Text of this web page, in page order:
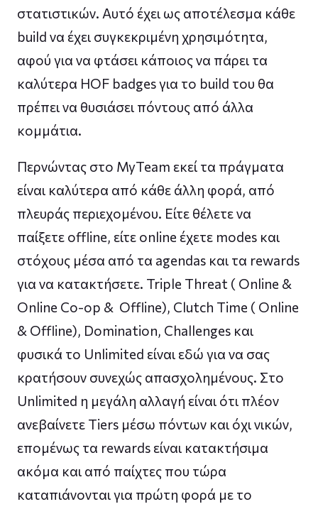
στατιστικών. Αυτό έχει ως αποτέλεσμα κάθε
build να έχει συγκεκριμένη χρησιμότητα,
αφού για να φτάσει κάποιος να πάρει τα
καλύτερα HOF badges για το build του θα
πρέπει να θυσιάσει πόντους από άλλα
κομμάτια.
Περνώντας στο MyTeam εκεί τα πράγματα
είναι καλύτερα από κάθε άλλη φορά, από
πλευράς περιεχομένου. Είτε θέλετε να
παίξετε offline, είτε online έχετε modes και
στόχους μέσα από τα agendas και τα rewards
για να κατακτήσετε. Triple Threat ( Online &
Online Co-op & Offline), Clutch Time ( Online
& Offline), Domination, Challenges και
φυσικά το Unlimited είναι εδώ για να σας
κρατήσουν συνεχώς απασχολημένους. Στο
Unlimited η μεγάλη αλλαγή είναι ότι πλέον
ανεβαίνετε Tiers μέσω πόντων και όχι νικών,
επομένως τα rewards είναι κατακτήσιμα
ακόμα και από παίχτες που τώρα
καταπιάνονται για πρώτη φορά με το